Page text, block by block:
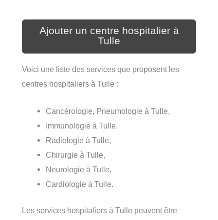
Ajouter un centre hospitalier à
Tulle
Voici une liste des services que proposent les
centres hospitaliers à Tulle :
Cancérologie, Pneumologie à Tulle,
Immunologie à Tulle,
Radiologie à Tulle,
Chirurgie à Tulle,
Neurologie à Tulle,
Cardiologie à Tulle.
Les services hospitaliers à Tulle peuvent être